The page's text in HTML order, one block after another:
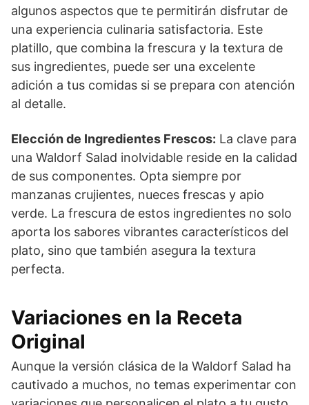
algunos aspectos que te permitirán disfrutar de
una experiencia culinaria satisfactoria. Este
platillo, que combina la frescura y la textura de
sus ingredientes, puede ser una excelente
adición a tus comidas si se prepara con atención
al detalle.
Elección de Ingredientes Frescos: La clave para
una Waldorf Salad inolvidable reside en la calidad
de sus componentes. Opta siempre por
manzanas crujientes, nueces frescas y apio
verde. La frescura de estos ingredientes no solo
aporta los sabores vibrantes característicos del
plato, sino que también asegura la textura
perfecta.
Variaciones en la Receta
Original
Aunque la versión clásica de la Waldorf Salad ha
cautivado a muchos, no temas experimentar con